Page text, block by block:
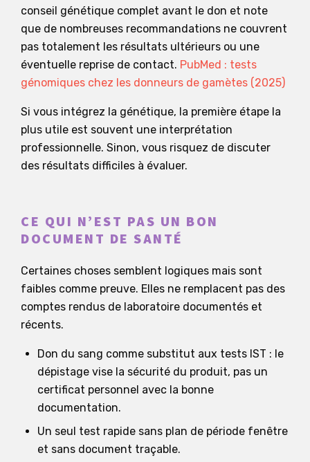
conseil génétique complet avant le don et note
que de nombreuses recommandations ne couvrent
pas totalement les résultats ultérieurs ou une
éventuelle reprise de contact. PubMed : tests
génomiques chez les donneurs de gamètes (2025)
Si vous intégrez la génétique, la première étape la
plus utile est souvent une interprétation
professionnelle. Sinon, vous risquez de discuter
des résultats difficiles à évaluer.
CE QUI N’EST PAS UN BON
DOCUMENT DE SANTÉ
Certaines choses semblent logiques mais sont
faibles comme preuve. Elles ne remplacent pas des
comptes rendus de laboratoire documentés et
récents.
Don du sang comme substitut aux tests IST : le
dépistage vise la sécurité du produit, pas un
certificat personnel avec la bonne
documentation.
Un seul test rapide sans plan de période fenêtre
et sans document traçable.